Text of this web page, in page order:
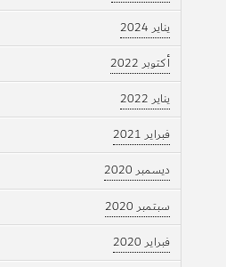
يناير 2024
أكتوبر 2022
يناير 2022
فبراير 2021
ديسمبر 2020
سبتمبر 2020
فبراير 2020